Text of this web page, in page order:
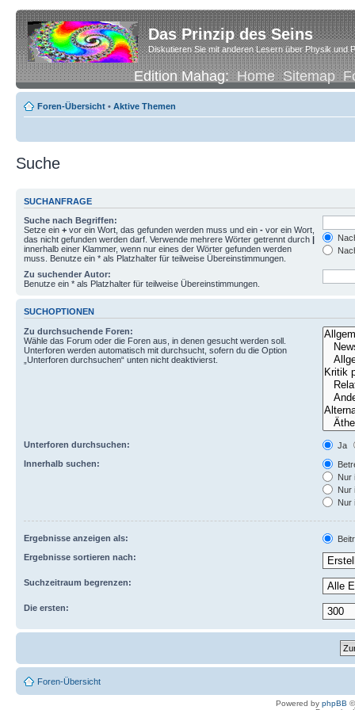
Das Prinzip des Seins
Diskutieren Sie mit anderen Lesern über Physik und
Edition Mahag:Home Sitemap
Foren-Übersicht • Aktive Themen
Suche
SUCHANFRAGE
Suche nach Begriffen:
Setze ein + vor ein Wort, das gefunden werden muss und ein - vor ein Wort,
das nicht gefunden werden darf. Verwende mehrere Wörter getrennt durch |
innerhalb einer Klammer, wenn nur eines der Wörter gefunden werden
muss. Benutze ein * als Platzhalter für teilweise Übereinstimmungen.
Zu suchender Autor:
Benutze ein * als Platzhalter für teilweise Übereinstimmungen.
SUCHOPTIONEN
Zu durchsuchende Foren:
Wähle das Forum oder die Foren aus, in denen gesucht werden soll.
Unterforen werden automatisch mit durchsucht, sofern du die Option
„Unterforen durchsuchen“ unten nicht deaktivierst.
Unterforen durchsuchen:
Ja
Innerhalb suchen:
Nur
Nur
Nur
Ergebnisse anzeigen als:
Ergebnisse sortieren nach:
Suchzeitraum begrenzen:
Die ersten:
Foren-Übersicht
Powered by phpBB